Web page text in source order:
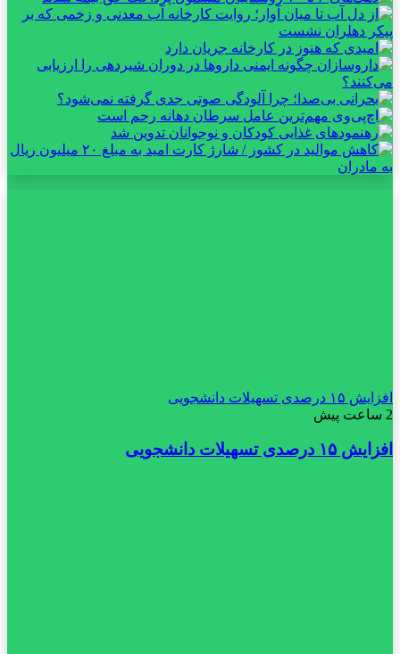
افزایش ۱۵ درصدی تسهیلات دانشجویی
2 ساعت پیش
افزایش ۱۵ درصدی تسهیلات دانشجویی